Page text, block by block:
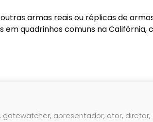
armas reais ou réplicas de
quadrinhos comuns na Califórnia,
apresentador, ator, diretor,